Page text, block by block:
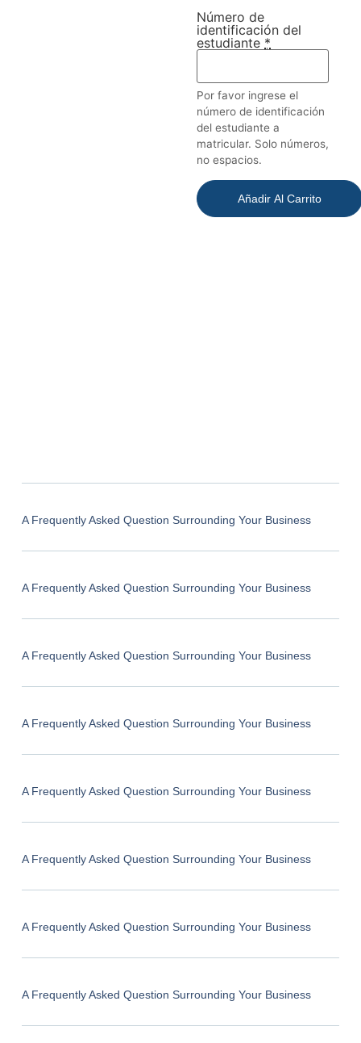
Número de
identificación del
estudiante *
Por favor ingrese el
número de identificación
del estudiante a
matricular. Solo números,
no espacios.
Añadir Al Carrito
A Frequently Asked Question Surrounding Your Business
A Frequently Asked Question Surrounding Your Business
A Frequently Asked Question Surrounding Your Business
A Frequently Asked Question Surrounding Your Business
A Frequently Asked Question Surrounding Your Business
A Frequently Asked Question Surrounding Your Business
A Frequently Asked Question Surrounding Your Business
A Frequently Asked Question Surrounding Your Business